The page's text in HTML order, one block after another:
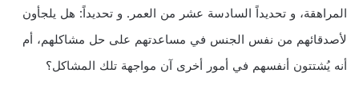
المراهقة، و تحديداً السادسة عشر من العمر. و تحديداً: هل يلجأون
لأصدقائهم من نفس الجنس في مساعدتهم على حل مشاكلهم، أم
أنه يُشتتون أنفسهم في أمور أخرى آن مواجهة تلك المشاكل؟